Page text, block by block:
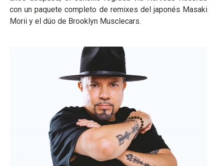
con un paquete completo de remixes del japonés Masaki
Morii y el dúo de Brooklyn Musclecars.